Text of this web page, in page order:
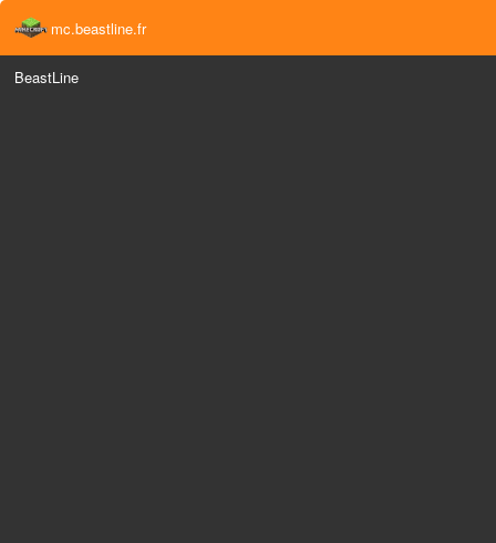
mc.beastline.fr
BeastLine